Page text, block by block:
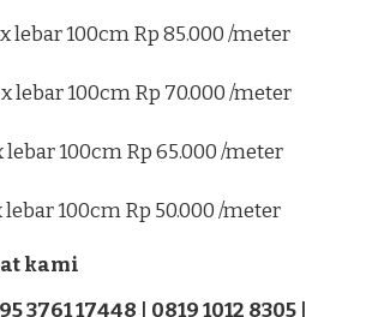
lebar 100cm Rp 85.000 /meter
lebar 100cm Rp 70.000 /meter
100cm Rp 65.000 /meter
100cm Rp 50.000 /meter
kami
3761 17448 | 0819 1012 8305 |